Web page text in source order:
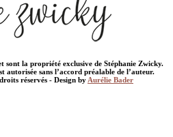
sont la propriété exclusive de Stéphanie Zwicky.
autorisée sans l’accord préalable de l’auteur.
réservés - Design by Aurélie Bader